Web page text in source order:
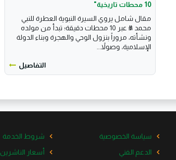
10 محطات تاريخية"
مقال شامل يروي السيرة النبوية العطرة للنبي
محمد ﷺ عبر 10 محطات دقيقة؛ تبدأ من مولده
ونشأته، مروراً بنزول الوحي والهجرة وبناء الدولة
الإسلامية، وصولاً...
التفاصيل
سياسة الخصوصية شروط الخدمة
الدعم الفني
أسعار الناشرين